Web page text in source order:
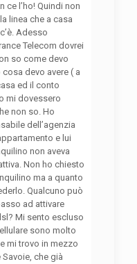
ce l’ho! Quindi non
linea che a casa
Adesso
Telecom dovrei
so come devo
devo avere ( a
ed il conto
mi dovessero
non so. Ho
dell’agenzia
e lui
non aveva
Non ho chiesto
ma a quanto
Qualcuno può
ad attivare
Mi sento escluso
sono molto
mi trovo in mezzo
che già